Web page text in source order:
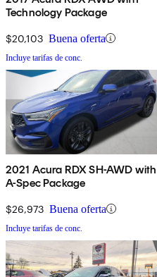
Technology Package
$20,103 Buena oferta
Incluye tarifas de conc.
2021 Acura RDX SH-AWD with
A-Spec Package
$26,973 Buena oferta
Incluye tarifas de conc.